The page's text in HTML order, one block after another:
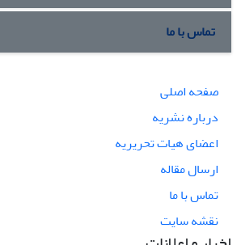
تماس با ما
صفحه اصلی
درباره نشریه
اعضای هیات تحریریه
ارسال مقاله
تماس با ما
نقشه سایت